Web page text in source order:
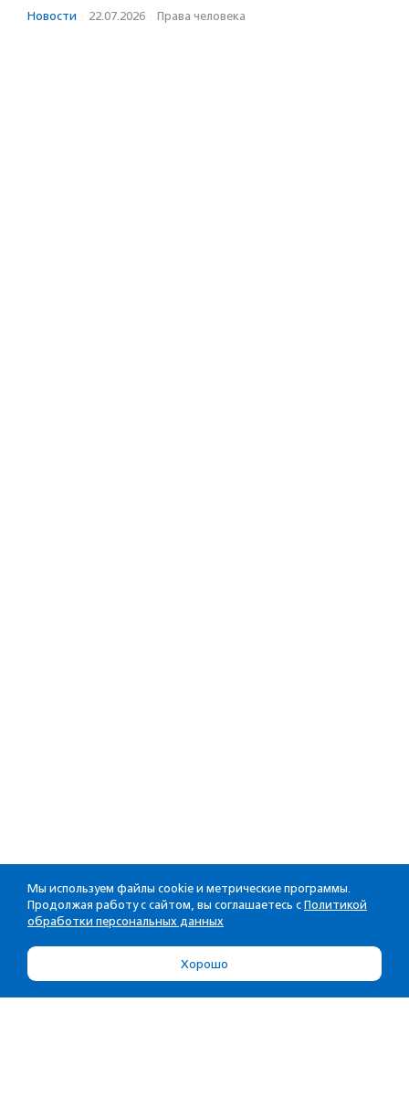
Новости · 22.07.2026 · Права человека
Мы используем файлы cookie и метрические программы.
Продолжая работу с сайтом, вы соглашаетесь с Политикой
обработки персональных данных
Хорошо